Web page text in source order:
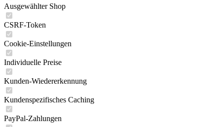
Ausgewählter Shop
CSRF-Token
Cookie-Einstellungen
Individuelle Preise
Kunden-Wiedererkennung
Kundenspezifisches Caching
PayPal-Zahlungen